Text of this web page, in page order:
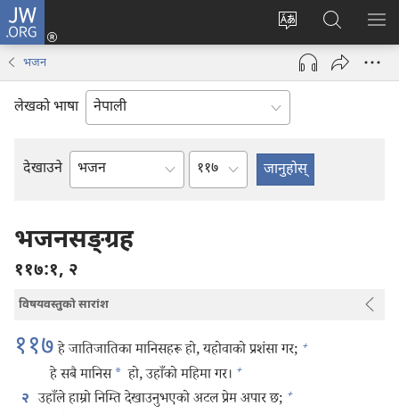
JW.ORG
वेब
साइटको
भाषा
परिवर्तन
गर्ने
प्रवेश
(ब्राउजरको
ट्याबमा
नयाँ
JW.ORG
मा
खोज्नुहोस्‌
मेनु
भजन
लेखको भाषा
देखाउने
बाइबलको
अध्याय
भजनसङ्‌ग्रह
११७:१, २
विषयवस्तुको सारांश
११७हे जातिजातिका मानिसहरू हो, यहोवाको प्रशंसा गर; +
हे सबै मानिस * हो, उहाँको महिमा गर। +
२ उहाँले हाम्रो निम्ति देखाउनुभएको अटल प्रेम अपार छ; +